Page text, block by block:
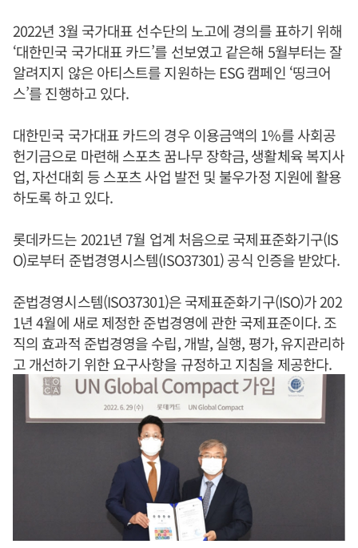
2022년 3월 국가대표 선수단의 노고에 경의를 표하기 위해
‘대한민국 국가대표 카드’를 선보였고 같은해 5월부터는 잘
알려지지 않은 아티스트를 지원하는 ESG 캠페인 ‘띵크어
스’를 진행하고 있다.
대한민국 국가대표 카드의 경우 이용금액의 1%를 사회공
헌기금으로 마련해 스포츠 꿈나무 장학금, 생활체육 복지사
업, 자선대회 등 스포츠 사업 발전 및 불우가정 지원에 활용
하도록 하고 있다.
롯데카드는 2021년 7월 업계 처음으로 국제표준화기구(IS
O)로부터 준법경영시스템(ISO37301) 공식 인증을 받았다.
준법경영시스템(ISO37301)은 국제표준화기구(ISO)가 202
1년 4월에 새로 제정한 준법경영에 관한 국제표준이다. 조
직의 효과적 준법경영을 수립, 개발, 실행, 평가, 유지관리하
고 개선하기 위한 요구사항을 규정하고 지침을 제공한다.